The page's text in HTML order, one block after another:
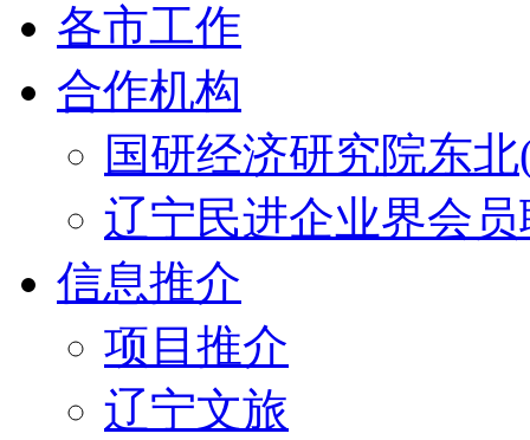
各市工作
合作机构
国研经济研究院东
辽宁民进企业界会
信息推介
项目推介
辽宁文旅